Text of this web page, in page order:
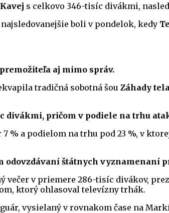
Kavej s celkovo 346-tisíc divákmi,
boli v pondelok, kedy
aj mimo správ.
tradičná sobotná šou Záhady tela
divákmi, pričom v podiele na trhu
% a podielom na trhu pod 23 %, v
odovzdávaní štátnych vyznamenaní
večer v priemere 286-tisíc divákov,
ktorý ohlasoval televízny trhák.
vysielaný v rovnakom čase na